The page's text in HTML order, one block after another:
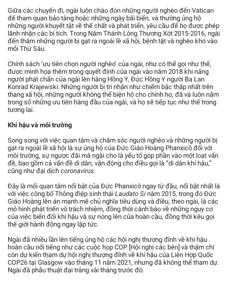
Giữa các chuyến đi, ngài luôn chào đón những người nghèo đến Vatican
để tham quan bảo tàng hoặc những ngày bãi biển, và thường ủng hộ
những người khuyết tật về thể chất và phát triển, yêu cầu để họ được phép
lãnh nhận các bí tích. Trong Năm Thánh Lòng Thương Xót 2015-2016, ngài
đến thăm những người bị gạt ra ngoài lề xã hội, bệnh tật và nghèo khó vào
mỗi Thứ Sáu.
Chính sách ‘ưu tiên chọn người nghèo’ của ngài, như có thể gọi như thế,
được minh họa thêm trong quyết định của ngài vào năm 2018 khi nâng
người phát chẩn của ngài lên hàng Hồng Y, Đức Hồng Y người Ba Lan
Konrad Krajewski. Những người bị tri nhận như chiếm bậc thấp nhất trên
thang xã hội, những người không thể biện hộ cho chính họ, đã và luôn nằm
trong số những ưu tiên hàng đầu của ngài, và họ sẽ tiếp tục như thế trong
tương lai.
Khí hậu và môi trường
Song song với việc quan tâm và chăm sóc người nghèo và những người bị
gạt ra ngoài lề xã hội là sự ủng hộ của Đức Giáo Hoàng Phanxicô đối với
môi trường, sự ngược đãi mà ngài cho là yếu tố góp phần vào một loạt vấn
đề, bao gồm cả vấn đề di dân, vận động cho điều gọi là “di dân khí hậu,”
cũng như đại dịch coronavirus.
Đây là mối quan tâm nổi bật của Đức Phanxicô ngay từ đầu, nổi bật nhất là
với việc công bố Thông điệp sinh thái Laudato Si năm 2015, trong đó Đức
Giáo Hoàng lên án mạnh mẽ chủ nghĩa tiêu dùng và điều, theo ngài, là các
mô hình phát triển vô trách nhiệm, đồng thời cảnh báo về những nguy cơ
của việc biến đổi khí hậu và sự nóng lên của hoàn cầu, đồng thời kêu gọi
thế giới hành động ngay lập tức.
Ngài đã nhiều lần lên tiếng ủng hộ các hội nghị thượng đỉnh về khí hậu
hoàn cầu nổi tiếng như các cuộc họp COP [Hội nghị các bên] và thậm chí
còn dự kiến tham dự hội nghị thượng đỉnh về khí hậu của Liên Hợp Quốc
COP26 tại Glasgow vào tháng 11 năm 2021, nhưng đã không thể tham dự.
Ngài đã phẫu thuật đại tràng vài tháng trước đó.